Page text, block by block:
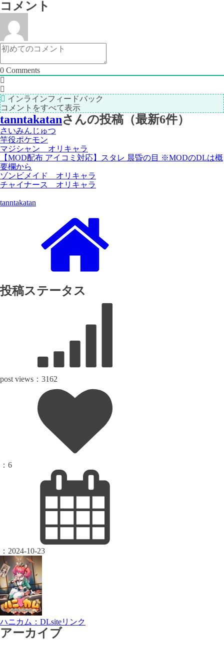
記
事
事
＞
コメント
0 Comments
インラインフィードバック
コメントをすべて表示
tanntakatanさんの投稿（最新6件）
さいみんじゅつ
竿役ポケモン
マジシャン オリキャラ
【MOD配布 アイコミ対応】スタレ 晨昏の目 ※MODのDLは概
要欄から
ゾンビメイド オリキャラ
チャイナース オリキャラ
tanntakatan
投稿ステータス
post views： 3162
： 6
： 2024-10-23
ハニカム：DLsiteリンク
アーカイブ